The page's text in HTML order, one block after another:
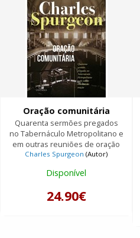
Oração comunitária
Quarenta sermões pregados
no Tabernáculo Metropolitano e
em outras reuniões de oração
Charles Spurgeon (Autor)
Disponível
24.90€